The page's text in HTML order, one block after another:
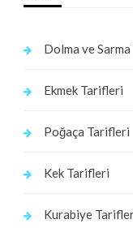
Dolma ve
Ekmek Tarifleri
Poğaça Tarifleri
Kek Tarifleri
Kurabiye